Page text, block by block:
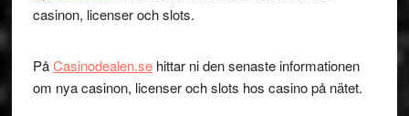
casinon, licenser och slots.
PåCasinodealen.sehittar ni den senaste informationen
om nya casinon, licenser och slots hos casino på nätet.